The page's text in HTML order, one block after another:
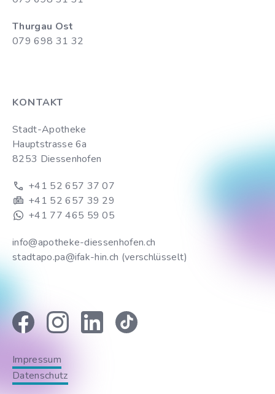
Thurgau Ost
079 698 31 32
KONTAKT
Stadt-Apotheke
Hauptstrasse 6a
8253 Diessenhofen
+41 52 657 37 07
+41 52 657 39 29
+41 77 465 59 05
info@apotheke-diessenhofen.ch
stadtapo.pa@ifak-hin.ch (verschlüsselt)
Impressum
Datenschutz